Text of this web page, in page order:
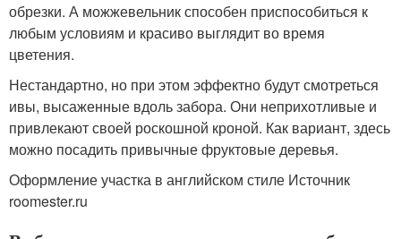
обрезки. А можжевельник способен приспособиться к
любым условиям и красиво выглядит во время
цветения.
Нестандартно, но при этом эффектно будут смотреться
ивы, высаженные вдоль забора. Они неприхотливые и
привлекают своей роскошной кроной. Как вариант, здесь
можно посадить привычные фруктовые деревья.
Оформление участка в английском стиле Источник
roomester.ru